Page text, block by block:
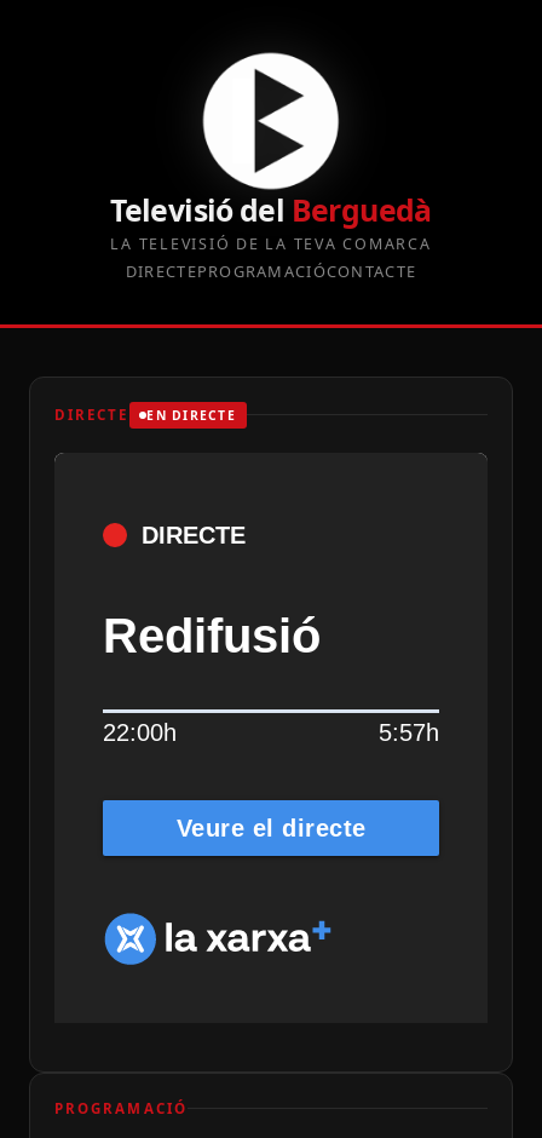
Televisió del Berguedà
LA TELEVISIÓ DE LA TEVA COMARCA
DIRECTEPROGRAMACIÓCONTACTE
DIRECTE EN DIRECTE
DIRECTE
Redifusió
22:00h 5:57h
Veure el directe
PROGRAMACIÓ